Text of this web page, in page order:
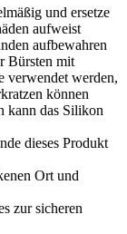
und ersetze
aufweist
aufbewahren
Bürsten mit
verwendet werden,
können
kann das Silikon
dieses Produkt
Ort und
zur sicheren